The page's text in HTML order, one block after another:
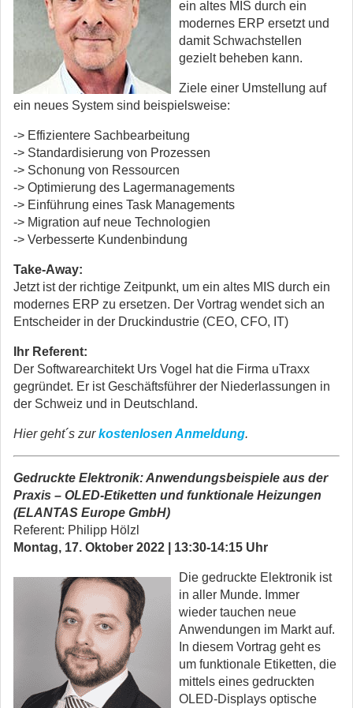
ein altes MIS durch ein
modernes ERP ersetzt und
damit Schwachstellen
gezielt beheben kann.
Ziele einer Umstellung auf
ein neues System sind beispielsweise:
-> Effizientere Sachbearbeitung
-> Standardisierung von Prozessen
-> Schonung von Ressourcen
-> Optimierung des Lagermanagements
-> Einführung eines Task Managements
-> Migration auf neue Technologien
-> Verbesserte Kundenbindung
Take-Away:
Jetzt ist der richtige Zeitpunkt, um ein altes MIS durch ein
modernes ERP zu ersetzen. Der Vortrag wendet sich an
Entscheider in der Druckindustrie (CEO, CFO, IT)
Ihr Referent:
Der Softwarearchitekt Urs Vogel hat die Firma uTraxx
gegründet. Er ist Geschäftsführer der Niederlassungen in
der Schweiz und in Deutschland.
Hier geht´s zurkostenlosen Anmeldung.
Gedruckte Elektronik: Anwendungsbeispiele aus der
Praxis – OLED-Etiketten und funktionale Heizungen
(ELANTAS Europe GmbH)
Referent: Philipp Hölzl
Montag, 17. Oktober 2022 | 13:30-14:15 Uhr
Die gedruckte Elektronik ist
in aller Munde. Immer
wieder tauchen neue
Anwendungen im Markt auf.
In diesem Vortrag geht es
um funktionale Etiketten, die
mittels eines gedruckten
OLED-Displays optische